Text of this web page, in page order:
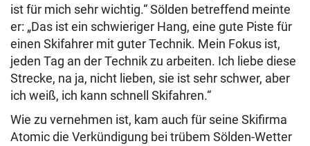
ist für mich sehr wichtig.“ Sölden betreffend meinte
er: „Das ist ein schwieriger Hang, eine gute Piste für
einen Skifahrer mit guter Technik. Mein Fokus ist,
jeden Tag an der Technik zu arbeiten. Ich liebe diese
Strecke, na ja, nicht lieben, sie ist sehr schwer, aber
ich weiß, ich kann schnell Skifahren.“
Wie zu vernehmen ist, kam auch für seine Skifirma
Atomic die Verkündigung bei trübem Sölden-Wetter